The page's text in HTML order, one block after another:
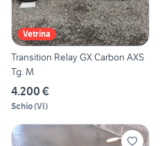
Vetrina
Transition Relay GX Carbon AXS
Tg. M
4.200 €
Schio(VI)